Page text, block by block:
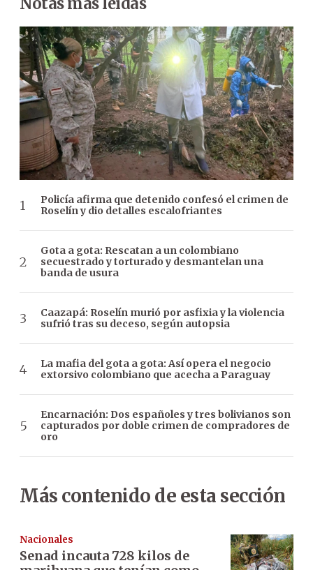
Policía afirma que detenido confesó el crimen de
Roselín y dio detalles escalofriantes
Gota a gota: Rescatan a un colombiano
secuestrado y torturado y desmantelan una
banda de usura
Caazapá: Roselín murió por asfixia y la violencia
sufrió tras su deceso, según autopsia
La mafia del gota a gota: Así opera el negocio
extorsivo colombiano que acecha a Paraguay
Encarnación: Dos españoles y tres bolivianos son
capturados por doble crimen de compradores de
oro
Más contenido de esta sección
Nacionales
Senad incauta 728 kilos de